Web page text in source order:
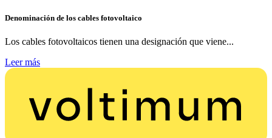
Denominación de los cables fotovoltaico
Los cables fotovoltaicos tienen una designación que viene...
Leer más